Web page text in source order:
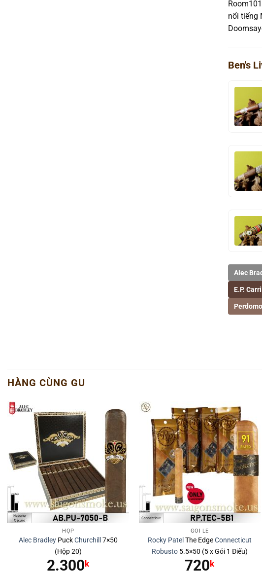
nổi tiếng
Ben's
Alec
E.P.
Perdomo
HÀNG CÙNG GU
HỘP
Alec BradleyPuckChurchill7×50
(Hộp 20)
2.300 k
GÓI LẺ
Rocky PatelThe EdgeConnecticut
Robusto5.5×50 (5 x Gói 1 Điếu)
720 k